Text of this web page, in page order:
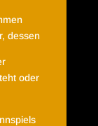
dessen
oder